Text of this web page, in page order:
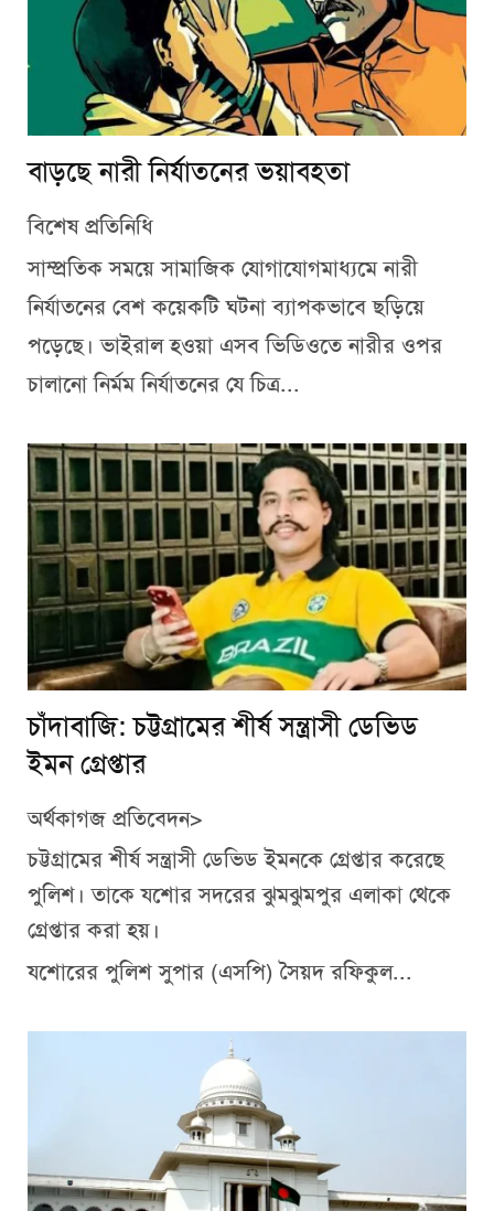
বাড়ছে নারী নির্যাতনের ভয়াবহতা
বিশেষ প্রতিনিধি
সাম্প্রতিক সময়ে সামাজিক যোগাযোগমাধ্যমে নারী
নির্যাতনের বেশ কয়েকটি ঘটনা ব্যাপকভাবে ছড়িয়ে
পড়েছে। ভাইরাল হওয়া এসব ভিডিওতে নারীর ওপর
চালানো নির্মম নির্যাতনের যে চিত্র...
চাঁদাবাজি: চট্টগ্রামের শীর্ষ সন্ত্রাসী ডেভিড
ইমন গ্রেপ্তার
অর্থকাগজ প্রতিবেদন>
চট্টগ্রামের শীর্ষ সন্ত্রাসী ডেভিড ইমনকে গ্রেপ্তার করেছে
পুলিশ। তাকে যশোর সদরের ঝুমঝুমপুর এলাকা থেকে
গ্রেপ্তার করা হয়।
যশোরের পুলিশ সুপার (এসপি) সৈয়দ রফিকুল...